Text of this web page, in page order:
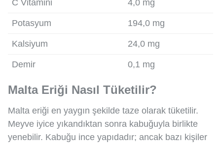
C Vitamini 4,0 mg
Potasyum 194,0 mg
Kalsiyum 24,0 mg
Demir 0,1 mg
Malta Eriği Nasıl Tüketilir?
Malta eriği en yaygın şekilde taze olarak tüketilir.
Meyve iyice yıkandıktan sonra kabuğuyla birlikte
yenebilir. Kabuğu ince yapıdadır; ancak bazı kişiler